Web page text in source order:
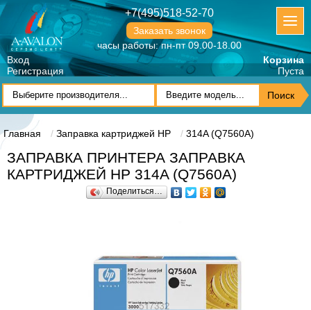
+7(495)518-52-70
Заказать звонок
часы работы: пн-пт 09.00-18.00
Вход
Регистрация
Корзина
Пуста
Главная Заправка картриджей HP 314A (Q7560A)
ЗАПРАВКА ПРИНТЕРА ЗАПРАВКА
КАРТРИДЖЕЙ HP 314A (Q7560A)
Поделиться…